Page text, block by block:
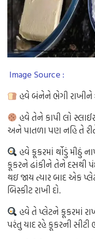
Image Source :
હવે બંનેને ભેગી રાખીને
હવે તેને કાપી લો
અને પાતળા પણ નહિ તે
હવે કૂકરમાં ર્થોડું મીઠું
કૂકરને ઢાંકીને તેને દસથી
થઇ જાય ત્યાર બાદ એક
બિસ્કીટ રાખી દો.
હવે તે પ્લેટને કૂકરમાં
પરંતુ યાદ રહે કૂકરની સીટી